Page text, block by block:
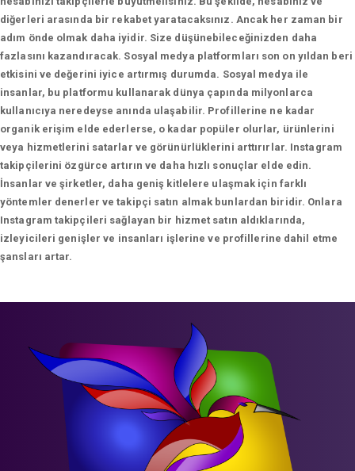
diğerleri arasında bir rekabet yaratacaksınız. Ancak her zaman bir
adım önde olmak daha iyidir. Size düşünebileceğinizden daha
fazlasını kazandıracak. Sosyal medya platformları son on yıldan beri
etkisini ve değerini iyice artırmış durumda. Sosyal medya ile
insanlar, bu platformu kullanarak dünya çapında milyonlarca
kullanıcıya neredeyse anında ulaşabilir. Profillerine ne kadar
organik erişim elde ederlerse, o kadar popüler olurlar, ürünlerini
veya hizmetlerini satarlar ve görünürlüklerini arttırırlar. Instagram
takipçilerini özgürce artırın ve daha hızlı sonuçlar elde edin.
İnsanlar ve şirketler, daha geniş kitlelere ulaşmak için farklı
yöntemler denerler ve takipçi satın almak bunlardan biridir. Onlara
Instagram takipçileri sağlayan bir hizmet satın aldıklarında,
izleyicileri genişler ve insanları işlerine ve profillerine dahil etme
şansları artar.